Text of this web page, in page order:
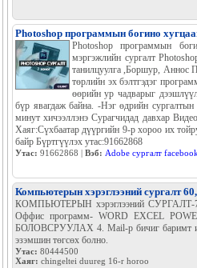
Photoshop программын богино
Photoshop программын
мэргэжлийн сургалт
танилцуулга ,Боршур, Аннос
төрлийн эх бэлтгэдэг
өөрийн ур чадварыг
бүр явагдаж байна. -Нэг өдрийн
минут хичээллэнэ Cурагчидад давхар
Хаяг:Сүхбаатар дүүргийн 9-р хороо их
байр Бүртгүүлэх утас:91662868
Утас: 91662868 | Вэб: Adobe сургалт
Компьютерын хэрэглээний сургалт
КОМПЬЮТЕРЫН хэрэглээний
Оффис программ- WORD EXCEL
БОЛОВСРУУЛАХ 4. Mail-р бичиг баримт
эзэмшин төгсөх болно.
Утас: 80444500
Хаяг: chingeltei duureg 16-r horoo